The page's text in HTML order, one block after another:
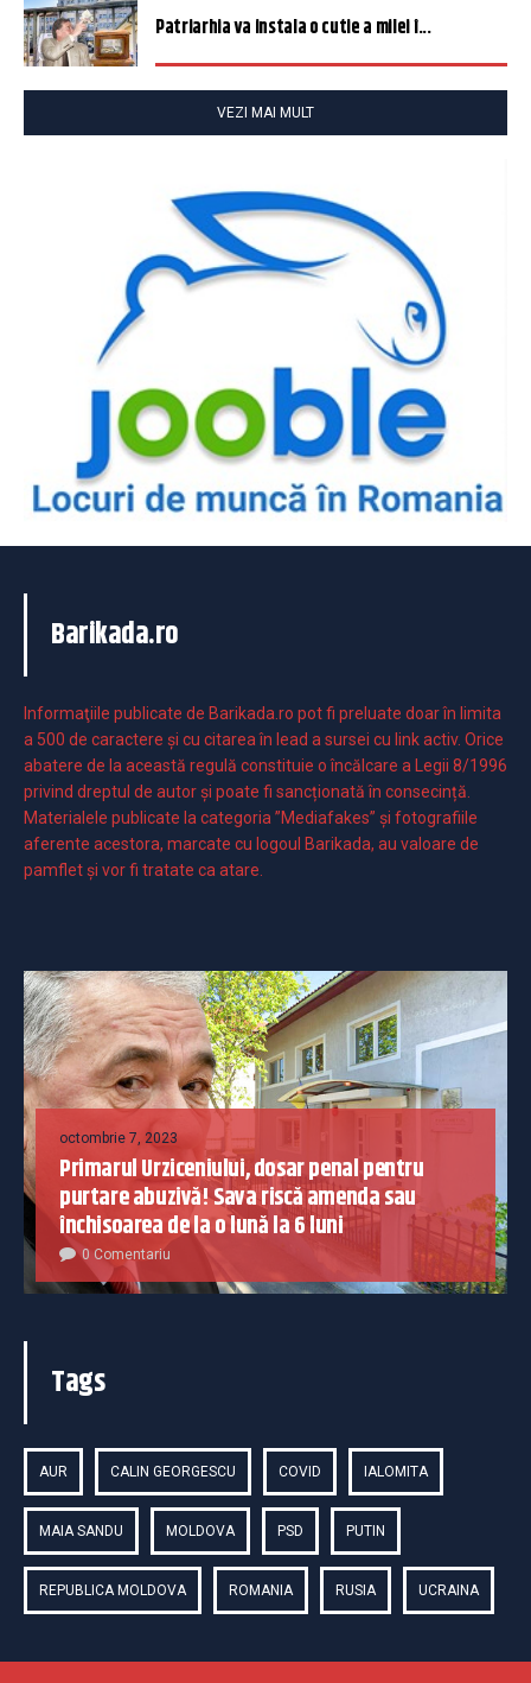
Patriarhia va instala o cutie a milei î...
VEZI MAI MULT
Barikada.ro
Informaţiile publicate de Barikada.ro pot fi preluate doar în limita
a 500 de caractere şi cu citarea în lead a sursei cu link activ. Orice
abatere de la această regulă constituie o încălcare a Legii 8/1996
privind dreptul de autor și poate fi sancționată în consecință.
Materialele publicate la categoria ”Mediafakes” și fotografiile
aferente acestora, marcate cu logoul Barikada, au valoare de
pamflet și vor fi tratate ca atare.
octombrie 7, 2023
Primarul Urziceniului, dosar penal pentru
purtare abuzivă! Sava riscă amenda sau
închisoarea de la o lună la 6 luni
0 Comentariu
Tags
AUR CALIN GEORGESCU COVID IALOMITA
MAIA SANDU MOLDOVA PSD PUTIN
REPUBLICA MOLDOVA ROMANIA RUSIA UCRAINA